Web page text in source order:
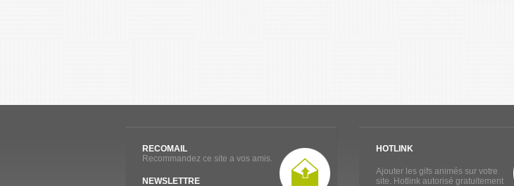
RECOMAIL
Recommandez ce site a vos amis.
NEWSLETTRE
HOTLINK
Ajouter les gifs animés sur votre
site. Hotlink autorisé gratuitement